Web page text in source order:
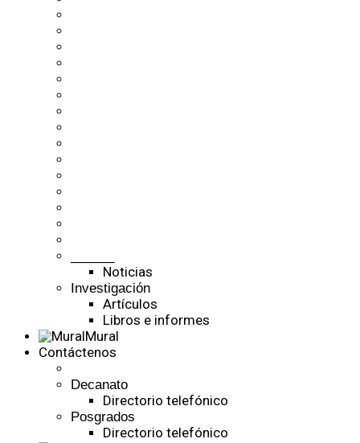
Noticias
Investigación
Artículos
Libros e informes
Mural
Contáctenos
Decanato
Directorio telefónico
Posgrados
Directorio telefónico